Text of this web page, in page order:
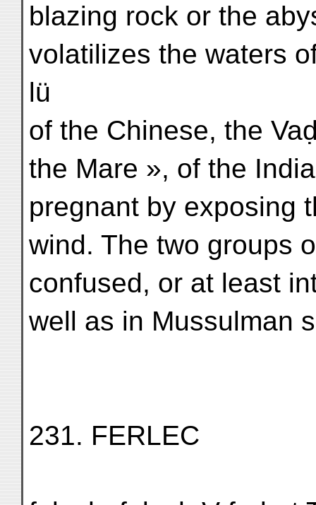
blazing rock or the
volatilizes the waters
lü
of the Chinese, the
the Mare », of the
pregnant by exposing
wind. The two groups
confused, or at least
well as in Mussulman
231. FERLEC